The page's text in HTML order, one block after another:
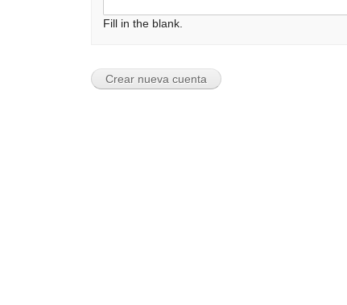
Fill in the blank.